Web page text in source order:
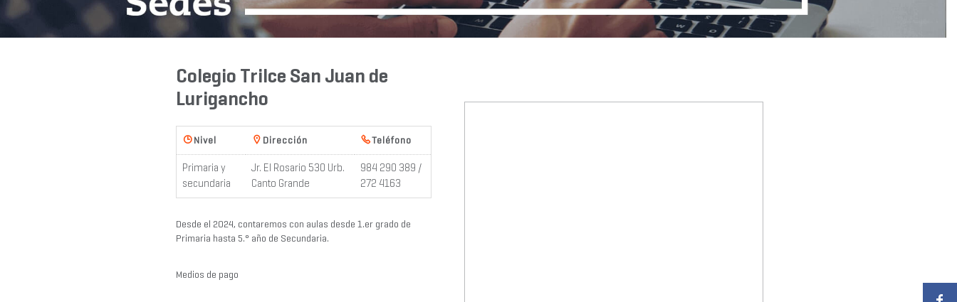
Colegio Trilce San Juan de
Lurigancho
Nivel Dirección Teléfono
Primaria y
secundaria
Jr. El Rosario 530 Urb.
Canto Grande
984 290 389 /
272 4163
Desde el 2024, contaremos con aulas desde 1.er grado de
Primaria hasta 5.° año de Secundaria.
Medios de pago